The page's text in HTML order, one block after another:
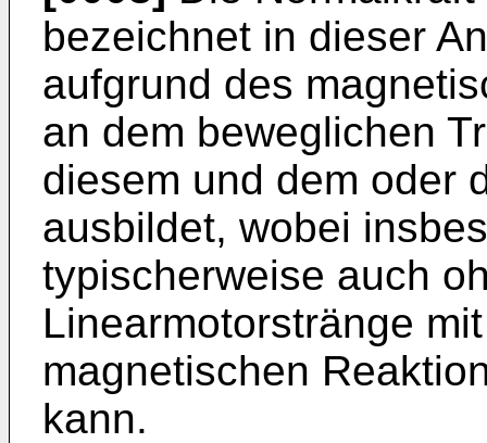
bezeichnet in dieser
aufgrund des
an dem beweglichen
diesem und dem oder
ausbildet, wobei
typischerweise auch
Linearmotorstränge
magnetischen
kann.